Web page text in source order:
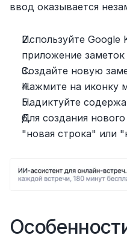
ввод оказывается
Используйте Google
приложение заметок
Создайте новую
Нажмите на иконку
Надиктуйте
Для создания
"новая строка" или